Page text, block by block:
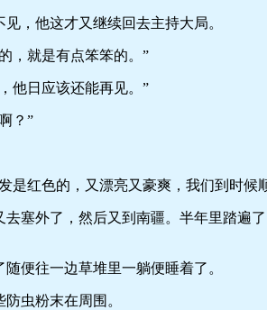
他这才又继续回去主持大局。
就是有点笨笨的。”
日应该还能再见。”
？”
红色的，又漂亮又豪爽，我们到时候
外了，然后又到南疆。半年里踏遍了
往一边草堆里一躺便睡着了。
虫粉末在周围。